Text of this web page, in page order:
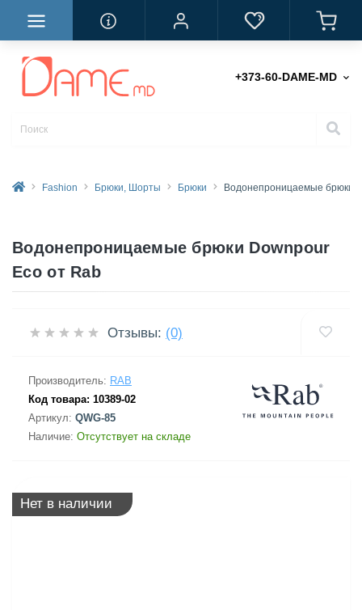
+373-60-DAME-MD
Fashion Брюки, Шорты Брюки Водонепроницаемые брюки
Водонепроницаемые брюки Downpour
Eco от Rab
Отзывы: (0)
Производитель: RAB
Код товара: 10389-02
Артикул: QWG-85
Наличие: Отсутствует на складе
Нет в наличии